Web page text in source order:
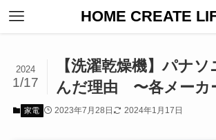
HOME CREATE
【洗濯乾燥機】パナ
んだ理由 〜各メーカ
2024
1/17
家電 2023年7月28日 2024年1月17日